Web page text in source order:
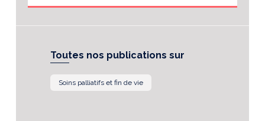
Toutes nos publications sur
Soins palliatifs et fin de vie